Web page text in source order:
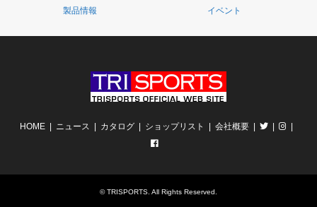
製品情報
イベント
HOME ニュース カタログ ショップリスト 会社概要
©TRISPORTS . All Rights Reserved.